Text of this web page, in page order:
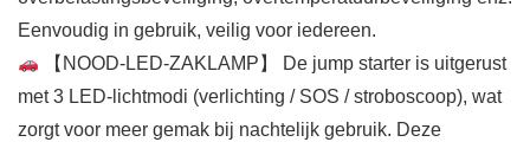
Eenvoudig in gebruik, veilig voor iedereen.
【NOOD-LED-ZAKLAMP】 De jump starter is uitgerust
met 3 LED-lichtmodi (verlichting / SOS / stroboscoop), wat
zorgt voor meer gemak bij nachtelijk gebruik. Deze